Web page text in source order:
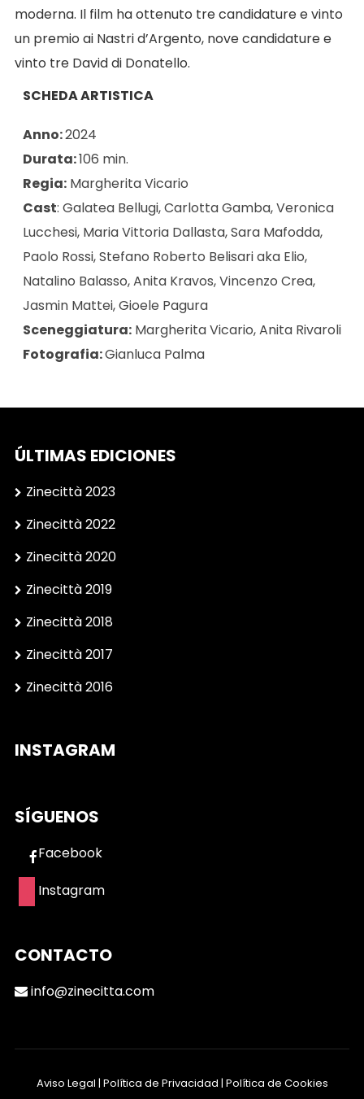
moderna. Il film ha ottenuto tre candidature e vinto
un premio ai Nastri d’Argento, nove candidature e
vinto tre David di Donatello.
SCHEDA ARTISTICA
Anno:2024
Durata:106 min.
Regia:Margherita Vicario
Cast: Galatea Bellugi, Carlotta Gamba, Veronica
Lucchesi, Maria Vittoria Dallasta, Sara Mafodda,
Paolo Rossi, Stefano Roberto Belisari aka Elio,
Natalino Balasso, Anita Kravos, Vincenzo Crea,
Jasmin Mattei, Gioele Pagura
Sceneggiatura:Margherita Vicario, Anita Rivaroli
Fotografia:Gianluca Palma
ÚLTIMAS EDICIONES
Zinecittà 2023
Zinecittà 2022
Zinecittà 2020
Zinecittà 2019
Zinecittà 2018
Zinecittà 2017
Zinecittà 2016
INSTAGRAM
SÍGUENOS
Facebook
Instagram
CONTACTO
info@zinecitta.com
Aviso Legal | Política de Privacidad | Política de Cookies